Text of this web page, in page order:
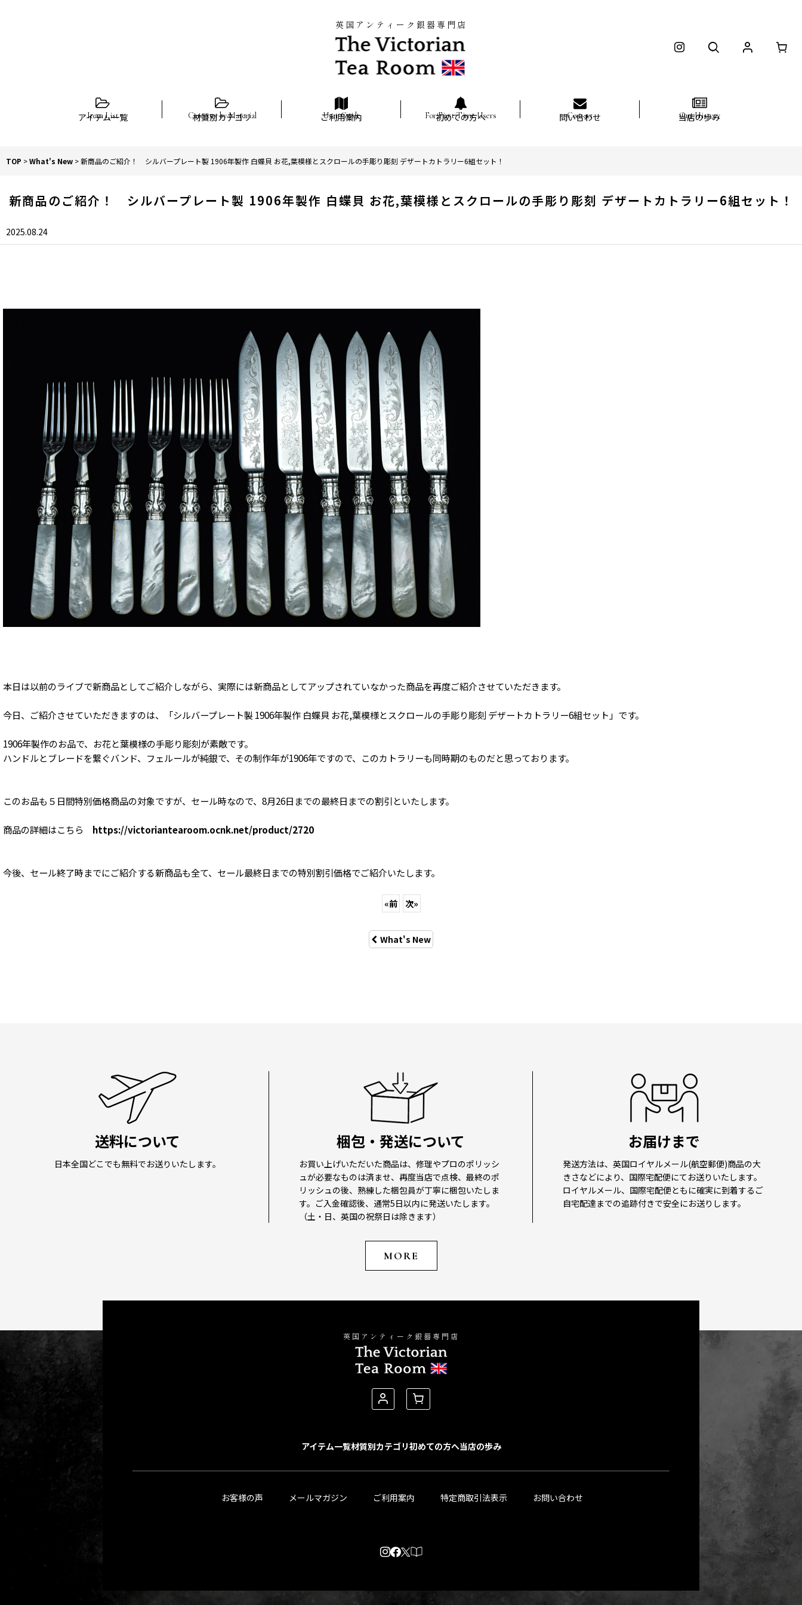
英国アンティーク銀器専門店
アイテム一覧 材質別カテゴリ ご利用案内 初めての方へ 問い合わせ 当店の歩み
TOP >What's New >新商品のご紹介！ シルバープレート製 1906年製作 白蝶貝 お花,葉模様とスクロールの手彫り彫刻 デザートカトラリー6組セット！
新商品のご紹介！ シルバープレート製 1906年製作 白蝶貝 お花,葉模様とスクロールの手彫り彫刻 デザートカトラリー6組セット！
2025.08.24
本日は以前のライブで新商品としてご紹介しながら、実際には新商品としてアップされていなかった商品を再度ご紹介させていただきます。
今日、ご紹介させていただきますのは、「シルバープレート製 1906年製作 白蝶貝 お花,葉模様とスクロールの手彫り彫刻 デザートカトラリー6組セット」です。
1906年製作のお品で、お花と葉模様の手彫り彫刻が素敵です。
ハンドルとブレードを繋ぐバンド、フェルールが純銀で、その制作年が1906年ですので、このカトラリーも同時期のものだと思っております。
このお品も５日間特別価格商品の対象ですが、セール時なので、8月26日までの最終日までの割引といたします。
商品の詳細はこちら https://victoriantearoom.ocnk.net/product/2720
今後、セール終了時までにご紹介する新商品も全て、セール最終日までの特別割引価格でご紹介いたします。
«前 次»
What's New
送料について
日本全国どこでも無料でお送りいたします。
梱包・発送について
お買い上げいただいた商品は、修理やプロのポリッシ
ュが必要なものは済ませ、再度当店で点検、最終のポ
リッシュの後、熟練した梱包員が丁寧に梱包いたしま
す。ご入金確認後、通常5日以内に発送いたします。
（土・日、英国の祝祭日は除きます）
お届けまで
発送方法は、英国ロイヤルメール(航空郵便)商品の大
きさなどにより、国際宅配便にてお送りいたします。
ロイヤルメール、国際宅配便ともに確実に到着するご
自宅配達までの追跡付きで安全にお送りします。
MORE
英国アンティーク銀器専門店
アイテム一覧材質別カテゴリ初めての方へ当店の歩み
お客様の声 メールマガジン ご利用案内 特定商取引法表示 お問い合わせ